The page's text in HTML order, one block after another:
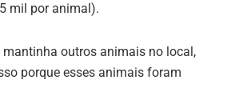
mil por animal).
mantinha outros animais no local,
porque esses animais foram